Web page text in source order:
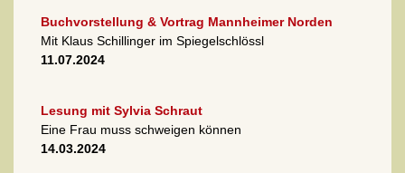
Buchvorstellung & Vortrag Mannheimer Norden
Mit Klaus Schillinger im Spiegelschlössl
11.07.2024
Lesung mit Sylvia Schraut
Eine Frau muss schweigen können
14.03.2024